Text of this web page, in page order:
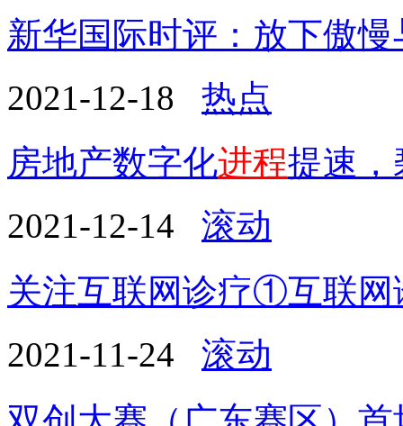
新华国际时评：放下傲
2021-12-18 热点
房地产数字化进程提速，
2021-12-14 滚动
关注互联网诊疗①互联网
2021-11-24 滚动